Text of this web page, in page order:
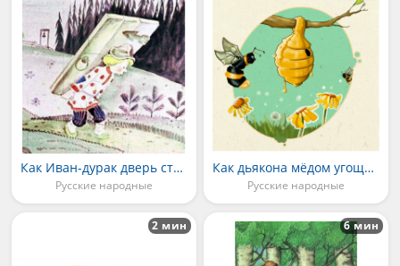
Как Иван-дурак дверь стерёг
Русские народные
Как дьякона мёдом угощали
Русские народные
2 мин 6 мин